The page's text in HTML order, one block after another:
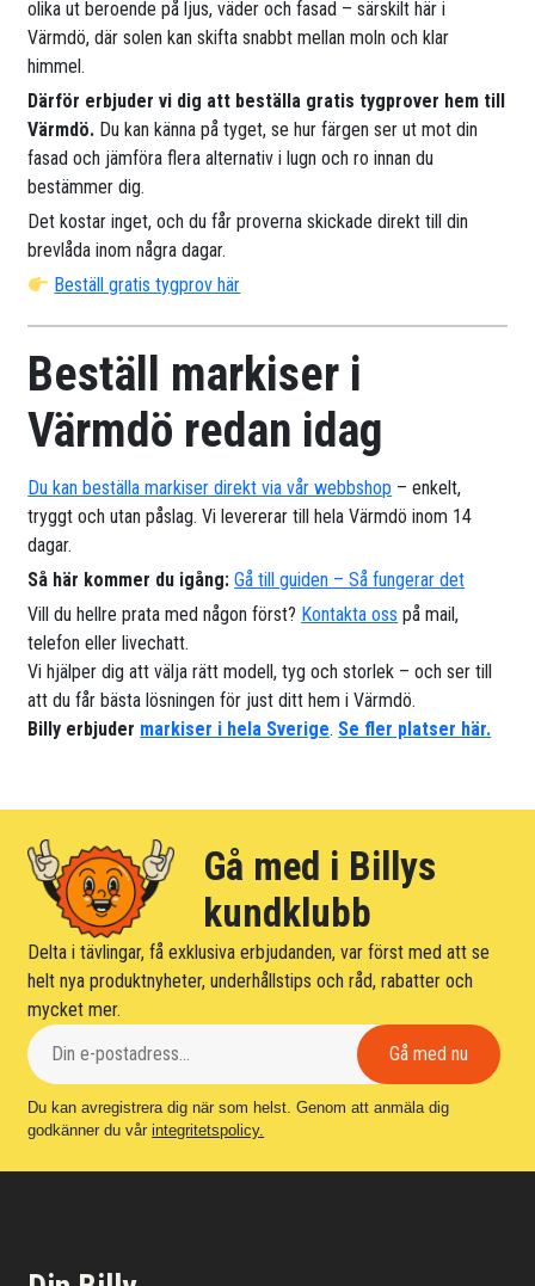
olika ut beroende på ljus, väder och fasad – särskilt här i
Värmdö, där solen kan skifta snabbt mellan moln och klar
himmel.
Därför erbjuder vi dig att beställa gratis tygprover hem till
Värmdö. Du kan känna på tyget, se hur färgen ser ut mot din
fasad och jämföra flera alternativ i lugn och ro innan du
bestämmer dig.
Det kostar inget, och du får proverna skickade direkt till din
brevlåda inom några dagar.
Beställ gratis tygprov här
Beställ markiser i
Värmdö redan idag
Du kan beställa markiser direkt via vår webbshop – enkelt,
tryggt och utan påslag. Vi levererar till hela Värmdö inom 14
dagar.
Så här kommer du igång: Gå till guiden – Så fungerar det
Vill du hellre prata med någon först? Kontakta oss på mail,
telefon eller livechatt.
Vi hjälper dig att välja rätt modell, tyg och storlek – och ser till
att du får bästa lösningen för just ditt hem i Värmdö.
Billy erbjuder markiser i hela Sverige. Se fler platser här.
Gå med i Billys
kundklubb
Delta i tävlingar, få exklusiva erbjudanden, var först med att se
helt nya produktnyheter, underhållstips och råd, rabatter och
mycket mer.
Du kan avregistrera dig när som helst. Genom att anmäla dig
godkänner du vårintegritetspolicy.